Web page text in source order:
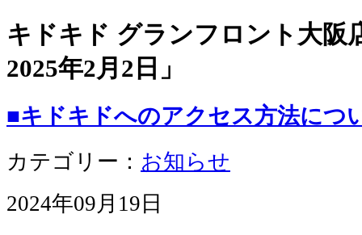
キドキド グランフロント大
2025年2月2日 」
■キドキドへのアクセス方法につ
カテゴリー： お知らせ
2024年09月19日